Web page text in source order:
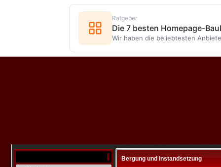
Bergung und Instandsetzung
Ratgeber
Die 7 besten Homepage-
Wir haben die beliebtesten